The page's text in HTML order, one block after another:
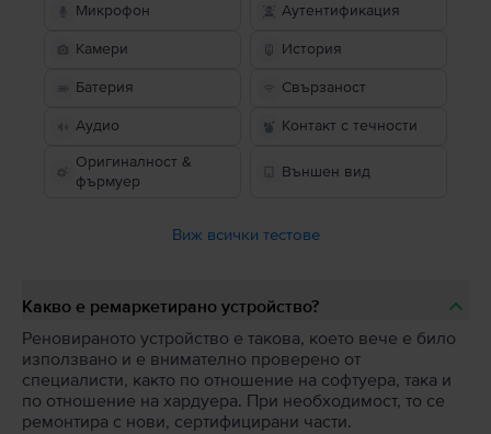
Микрофон Аутентификация
Камери История
Батерия Свързаност
Аудио
Контакт с течности
Оригиналност &
фърмуер
Външен вид
Виж всички тестове
Какво е ремаркетирано устройство?
Реновираното устройство е такова, което вече е било
използвано и е внимателно проверено от
специалисти, както по отношение на софтуера, така и
по отношение на хардуера. При необходимост, то се
ремонтира с нови, сертифицирани части.